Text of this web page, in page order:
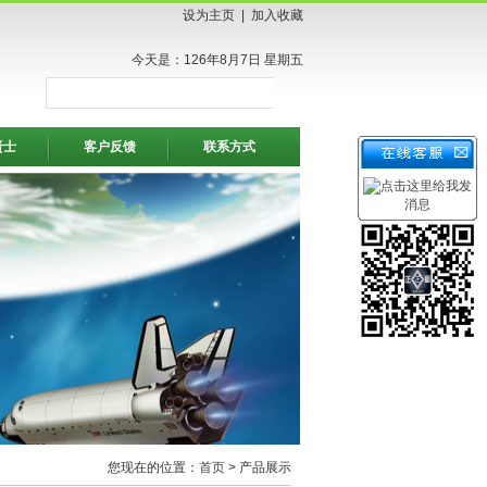
设为主页| 加入收藏
今天是：126年8月7日 星期五
士 客户反馈 联系方式
您现在的位置： 首页 > 产品展示